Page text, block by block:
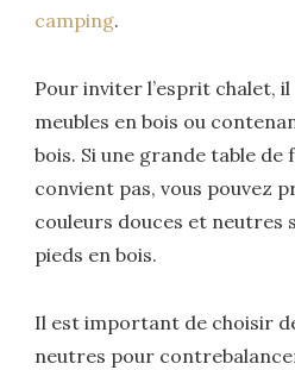
camping.
Pour inviter l’esprit chalet,
meubles en bois ou
bois. Si une grande table de
convient pas, vous pouvez
couleurs douces et neutres
pieds en bois.
Il est important de choisir
neutres pour